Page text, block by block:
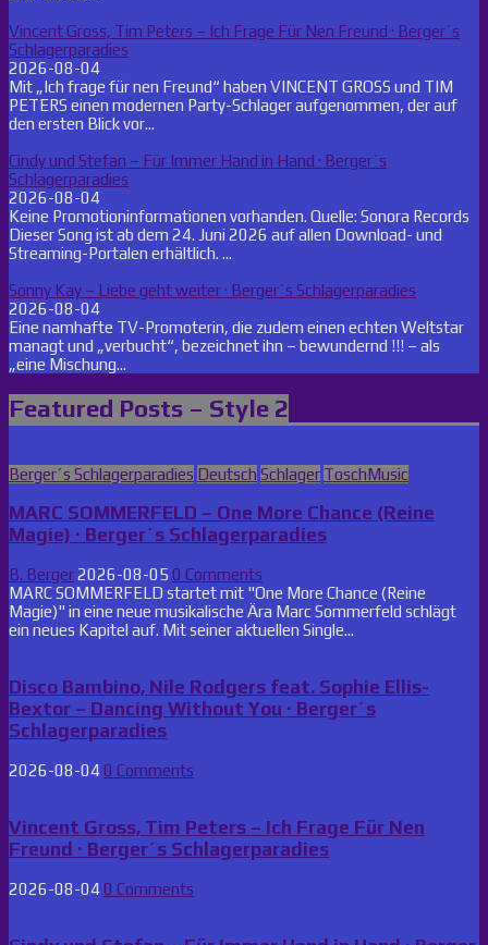
Vincent Gross, Tim Peters – Ich Frage Für Nen Freund · Berger´s
Schlagerparadies
2026-08-04
Mit „Ich frage für nen Freund“ haben VINCENT GROSS und TIM
PETERS einen modernen Party-Schlager aufgenommen, der auf
den ersten Blick vor...
Cindy und Stefan – Für Immer Hand in Hand · Berger´s
Schlagerparadies
2026-08-04
Keine Promotioninformationen vorhanden. Quelle: Sonora Records
Dieser Song ist ab dem 24. Juni 2026 auf allen Download- und
Streaming-Portalen erhältlich. ...
Sonny Kay – Liebe geht weiter · Berger´s Schlagerparadies
2026-08-04
Eine namhafte TV-Promoterin, die zudem einen echten Weltstar
managt und „verbucht“, bezeichnet ihn – bewundernd !!! – als
„eine Mischung...
Featured Posts – Style 2
Posted
Berger´s Schlagerparadies Deutsch Schlager ToschMusic
MARC SOMMERFELD – One More Chance (Reine
Magie) · Berger´s Schlagerparadies
B. Berger2026-08-05 0 Comments
MARC SOMMERFELD startet mit "One More Chance (Reine
Magie)" in eine neue musikalische Ära Marc Sommerfeld schlägt
ein neues Kapitel auf. Mit seiner aktuellen Single...
Disco Bambino, Nile Rodgers feat. Sophie Ellis-
Bextor – Dancing Without You · Berger´s
Schlagerparadies
2026-08-04 0 Comments
Vincent Gross, Tim Peters – Ich Frage Für Nen
Freund · Berger´s Schlagerparadies
2026-08-04 0 Comments